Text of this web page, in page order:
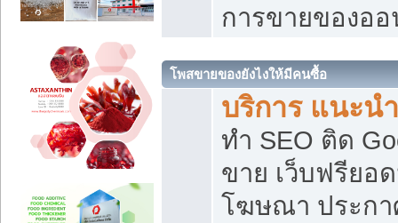
การขายของอ
โพสขายของยังไงให้มีคนซื้อ
บริการ แนะน
ทำ SEO ติด
ขาย เว็บฟรียอ
โฆษณา ประกา